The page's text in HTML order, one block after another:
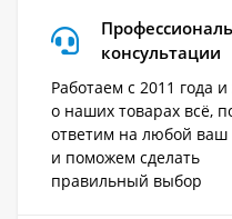
консультации
Работаем с 2011 года
о наших товарах всё,
ответим на любой ваш
и поможем сделать
правильный выбор